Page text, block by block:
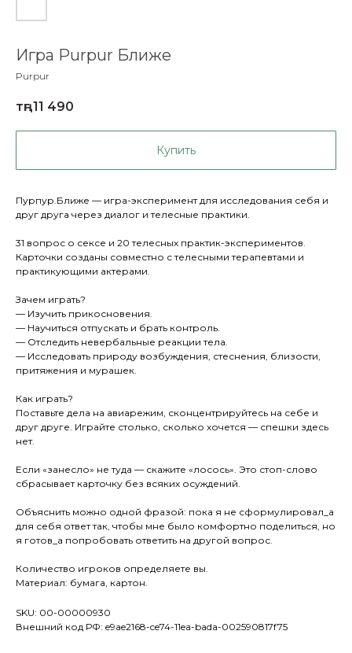
Игра Purpur Ближе
Purpur
тңг.11 490
Купить
Пурпур.Ближе — игра-эксперимент для исследования себя и
друг друга через диалог и телесные практики.
31 вопрос о сексе и 20 телесных практик-экспериментов.
Карточки созданы совместно с телесными терапевтами и
практикующими актерами.
Зачем играть?
— Изучить прикосновения.
— Научиться отпускать и брать контроль.
— Отследить невербальные реакции тела.
— Исследовать природу возбуждения, стеснения, близости,
притяжения и мурашек.
Как играть?
Поставьте дела на авиарежим, сконцентрируйтесь на себе и
друг друге. Играйте столько, сколько хочется — спешки здесь
нет.
Если «занесло» не туда — скажите «лосось». Это стоп-слово
сбрасывает карточку без всяких осуждений.
Объяснить можно одной фразой: пока я не сформулировал_а
для себя ответ так, чтобы мне было комфортно поделиться, но
я готов_а попробовать ответить на другой вопрос.
Количество игроков определяете вы.
Материал: бумага, картон.
SKU: 00-00000930
Внешний код РФ: e9ae2168-ce74-11ea-bada-002590817f75